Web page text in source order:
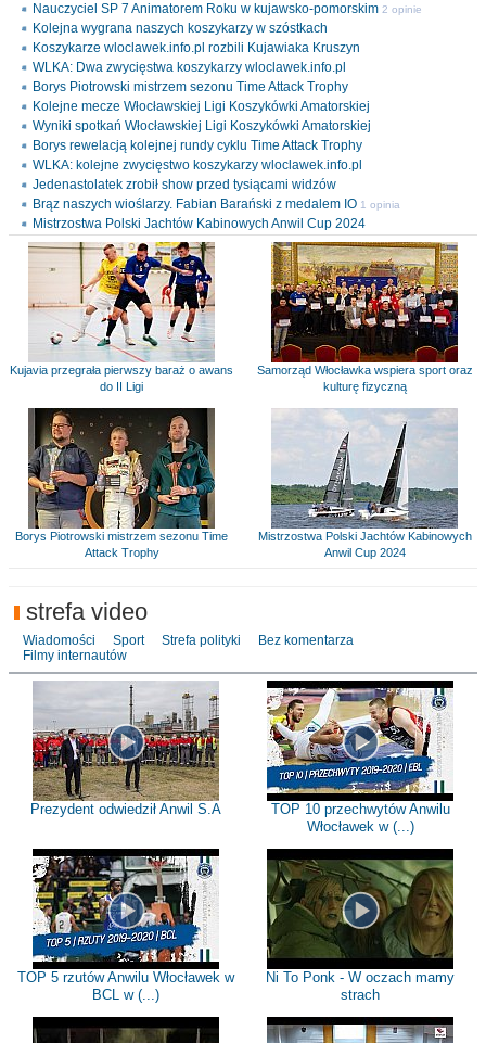
Nauczyciel SP 7 Animatorem Roku w kujawsko-pomorskim 2 opinie
Kolejna wygrana naszych koszykarzy w szóstkach
Koszykarze wloclawek.info.pl rozbili Kujawiaka Kruszyn
WLKA: Dwa zwycięstwa koszykarzy wloclawek.info.pl
Borys Piotrowski mistrzem sezonu Time Attack Trophy
Kolejne mecze Włocławskiej Ligi Koszykówki Amatorskiej
Wyniki spotkań Włocławskiej Ligi Koszykówki Amatorskiej
Borys rewelacją kolejnej rundy cyklu Time Attack Trophy
WLKA: kolejne zwycięstwo koszykarzy wloclawek.info.pl
Jedenastolatek zrobił show przed tysiącami widzów
Brąz naszych wioślarzy. Fabian Barański z medalem IO 1 opinia
Mistrzostwa Polski Jachtów Kabinowych Anwil Cup 2024
Kujavia przegrała pierwszy baraż o awans
do II Ligi
Samorząd Włocławka wspiera sport oraz
kulturę fizyczną
Borys Piotrowski mistrzem sezonu Time
Attack Trophy
Mistrzostwa Polski Jachtów Kabinowych
Anwil Cup 2024
strefa video
Wiadomości Sport Strefa polityki
Bez komentarza
Filmy internautów
Prezydent odwiedził Anwil S.A
TOP 10 przechwytów Anwilu
Włocławek w (...)
TOP 5 rzutów Anwilu Włocławek w
BCL w (...)
Ni To Ponk - W oczach mamy
strach